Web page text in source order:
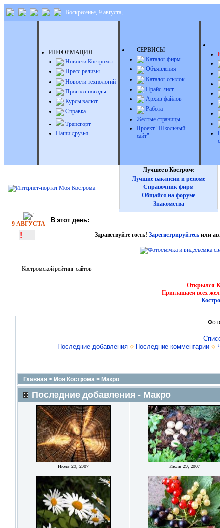
Воскресенье, 9 августа,
ИНФОРМАЦИЯ
Новости Костромы
Пресс-релизы
Новости технологий
Прогноз погоды
Курсы валют
Справка
Транспорт
Наши друзья
СЕРВИСЫ
Каталог фирм
Объявления
Каталог ссылок
Прайс-лист
Архив файлов
Работа
Желтые страницы
Проект "Школьный
сайт"
Лучшее в Костроме
Лучшие вакансии и резюме
Справочник фирм
Общайся на форуме
Знакомства
9 АВГУСТА В этот день:
! Здравствуйте гость! Зарегистрируйтесьили
Костромской рейтинг сайтов
Открылся
Приглашаем всех
Последние добавления
Последние комментарии
Главная > Моя Кострома> Макро
Последние добавления - Макро
Июль 29, 2007 Июль 29, 2007